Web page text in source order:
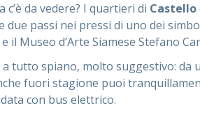
c’è da vedere? I quartieri di Castello
due passi nei pressi di uno dei
il Museo d’Arte Siamese Stefano
tutto spiano, molto suggestivo: da
fuori stagione puoi
con bus elettrico.